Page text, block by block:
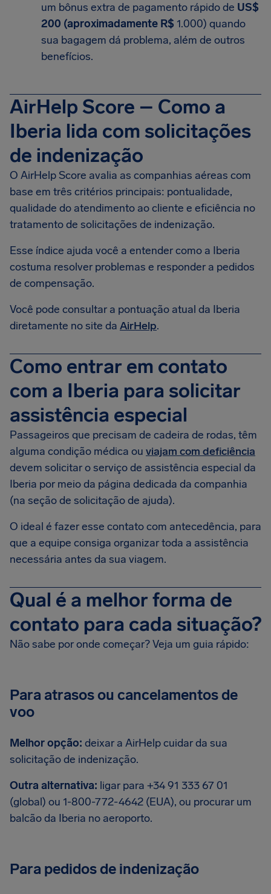
um bônus extra de pagamento rápido de US$
200 (aproximadamente R$ 1.000) quando
sua bagagem dá problema, além de outros
benefícios.
AirHelp Score – Como a
Iberia lida com solicitações
de indenização
O AirHelp Score avalia as companhias aéreas com
base em três critérios principais: pontualidade,
qualidade do atendimento ao cliente e eficiência no
tratamento de solicitações de indenização.
Esse índice ajuda você a entender como a Iberia
costuma resolver problemas e responder a pedidos
de compensação.
Você pode consultar a pontuação atual da Iberia
diretamente no site da AirHelp.
Como entrar em contato
com a Iberia para solicitar
assistência especial
Passageiros que precisam de cadeira de rodas, têm
alguma condição médica ou viajam com deficiência
devem solicitar o serviço de assistência especial da
Iberia por meio da página dedicada da companhia
(na seção de solicitação de ajuda).
O ideal é fazer esse contato com antecedência, para
que a equipe consiga organizar toda a assistência
necessária antes da sua viagem.
Qual é a melhor forma de
contato para cada situação?
Não sabe por onde começar? Veja um guia rápido:
Para atrasos ou cancelamentos de
voo
Melhor opção: deixar a AirHelp cuidar da sua
solicitação de indenização.
Outra alternativa: ligar para +34 91 333 67 01
(global) ou 1-800-772-4642 (EUA), ou procurar um
balcão da Iberia no aeroporto.
Para pedidos de indenização